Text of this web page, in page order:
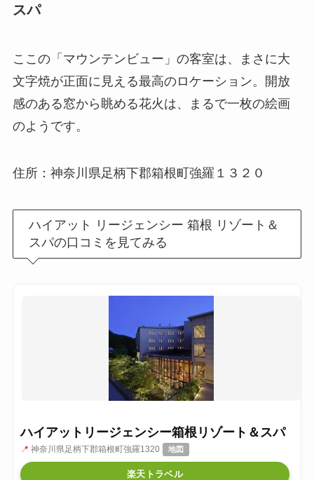
スパ
ここの「マウンテンビュー」の客室は、まさに大
文字焼が正面に見える最高のロケーション。開放
感のある窓から眺める花火は、まるで一枚の絵画
のようです。
住所：神奈川県足柄下郡箱根町強羅１３２０
ハイアット リージェンシー 箱根 リゾート＆
スパの口コミを見てみる
ハイアットリージェンシー箱根リゾート＆スパ
📍 神奈川県足柄下郡箱根町強羅1320 地図
楽天トラベル